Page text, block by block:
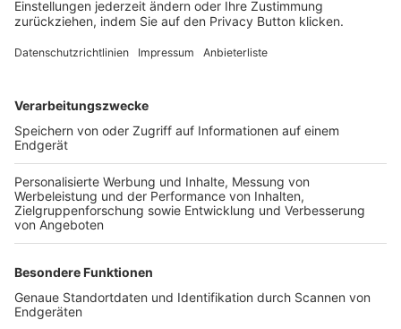
FOLGE DEM BFV
TOP-VEREINE
TOP-PARTNER